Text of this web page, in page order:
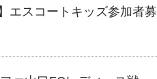
エスコートキッズ参加者募